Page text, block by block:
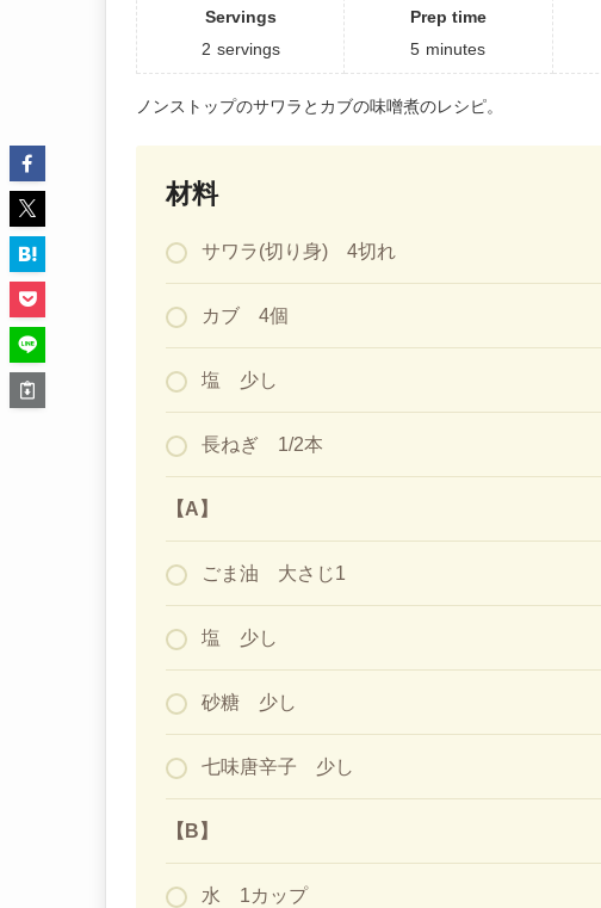
Servings
2 servings
Prep time
5 minutes
ノンストップのサワラとカブの味噌煮のレシピ。
材料
サワラ(切り身) 4切れ
カブ 4個
塩 少し
長ねぎ 1/2本
【A】
ごま油 大さじ1
塩 少し
砂糖 少し
七味唐辛子 少し
【B】
水 1カップ